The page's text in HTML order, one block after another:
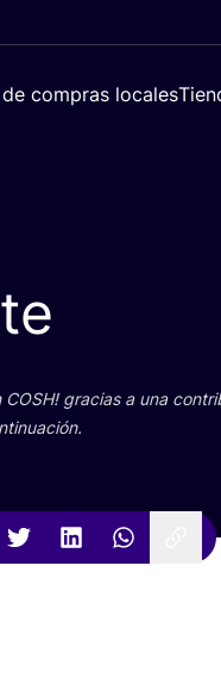
de compras locales
COSH! gra­cias a una